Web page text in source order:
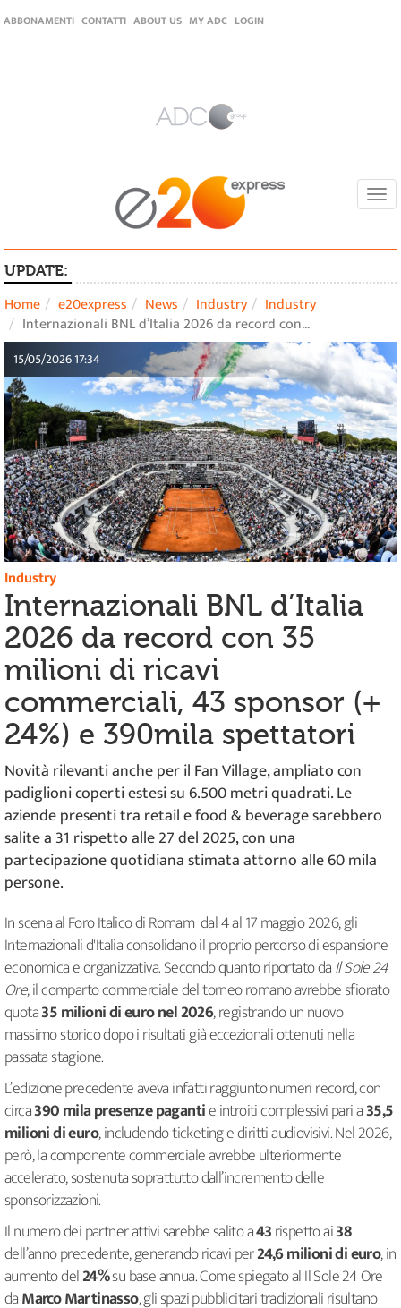
ABBONAMENTI CONTATTI ABOUT US MY ADC LOGIN
UPDATE:
Home e20express News Industry
Industry
Internazionali BNL d’Italia 2026 da record con…
15/05/2026 17:34
Industry
Internazionali BNL d’Italia
2026 da record con 35
milioni di ricavi
commerciali, 43 sponsor (+
24%) e 390mila spettatori
Novità rilevanti anche per il Fan Village, ampliato con
padiglioni coperti estesi su 6.500 metri quadrati. Le
aziende presenti tra retail e food & beverage sarebbero
salite a 31 rispetto alle 27 del 2025, con una
partecipazione quotidiana stimata attorno alle 60 mila
persone.
In scena al Foro Italico di Romam dal 4 al 17 maggio 2026, gli
Internazionali d'Italia consolidano il proprio percorso di espansione
economica e organizzativa. Secondo quanto riportato daIl Sole 24
Ore, il comparto commerciale del torneo romano avrebbe sfiorato
quota35 milioni di euro nel 2026, registrando un nuovo
massimo storico dopo i risultati già eccezionali ottenuti nella
passata stagione.
L’edizione precedente aveva infatti raggiunto numeri record, con
circa390 mila presenze pagantie introiti complessivi pari a35,5
milioni di euro, includendo ticketing e diritti audiovisivi. Nel 2026,
però, la componente commerciale avrebbe ulteriormente
accelerato, sostenuta soprattutto dall’incremento delle
sponsorizzazioni.
Il numero dei partner attivi sarebbe salito a43rispetto ai38
dell’anno precedente, generando ricavi per24,6 milioni di euro, in
aumento del24%su base annua. Come spiegato al Il Sole 24 Ore
daMarco Martinasso, gli spazi pubblicitari tradizionali risultano